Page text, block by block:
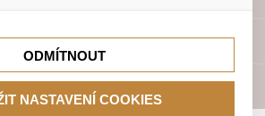
produktů či jiným
ODMÍTNOUT
NASTAVENÍ COOKIES